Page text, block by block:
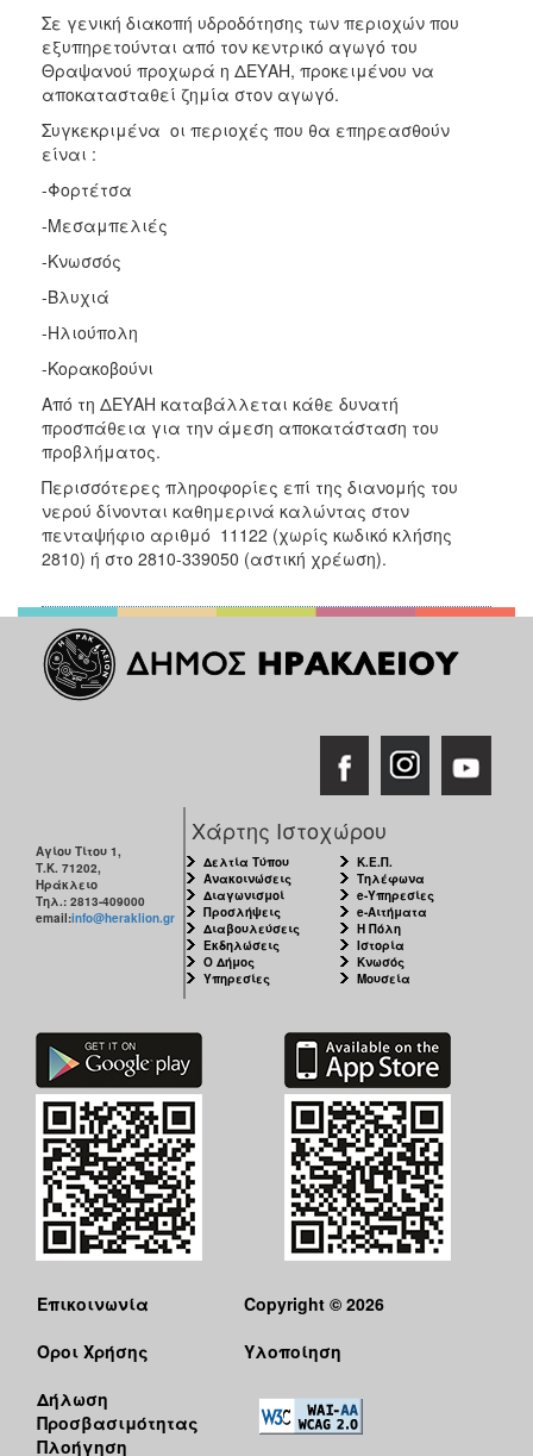
2012
2011
2010
2006
ΑΝΘΕΚΤΙΚΗ
ΠΟΛΗ
Σε γενική διακοπή υδροδότησης των περιοχών που
εξυπηρετούνται από τον κεντρικό αγωγό του
Θραψανού προχωρά η ΔΕΥΑΗ, προκειμένου να
αποκατασταθεί ζημία στον αγωγό.
Συγκεκριμένα οι περιοχές που θα επηρεασθούν
είναι :
-Φορτέτσα
-Μεσαμπελιές
-Κνωσσός
-Βλυχιά
-Ηλιούπολη
-Κορακοβούνι
Από τη ΔΕΥΑΗ καταβάλλεται κάθε δυνατή
προσπάθεια για την άμεση αποκατάσταση του
προβλήματος.
Περισσότερες πληροφορίες επί της διανομής του
νερού δίνονται καθημερινά καλώντας στον
πενταψήφιο αριθμό 11122 (χωρίς κωδικό κλήσης
2810) ή στο 2810-339050 (αστική χρέωση).
Αγίου Τίτου 1,
Τ.Κ. 71202,
Ηράκλειο
Τηλ.: 2813-409000
email:info@heraklion.gr
Χάρτης Ιστοχώρου
Δελτία Τύπου
Ανακοινώσεις
Διαγωνισμοί
Προσλήψεις
Διαβουλεύσεις
Εκδηλώσεις
Ο Δήμος
Υπηρεσίες
Κ.Ε.Π.
Τηλέφωνα
e-Υπηρεσίες
e-Αιτήματα
Η Πόλη
Ιστορία
Κνωσός
Μουσεία
Επικοινωνία
Όροι Χρήσης
Δήλωση
Προσβασιμότητας
Πλοήγηση
Copyright © 2026
Υλοποίηση